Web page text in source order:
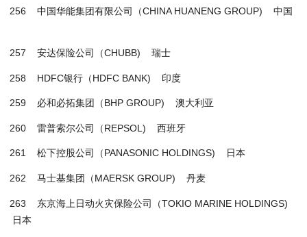
256 中国华能集团有限公司（CHINA HUANENG GROUP) 中国
257 安达保险公司（CHUBB) 瑞士
258 HDFC银行（HDFC BANK) 印度
259 必和必拓集团（BHP GROUP) 澳大利亚
260 雷普索尔公司（REPSOL) 西班牙
261 松下控股公司（PANASONIC HOLDINGS) 日本
262 马士基集团（MAERSK GROUP) 丹麦
263 东京海上日动火灾保险公司（TOKIO MARINE HOLDINGS)
日本